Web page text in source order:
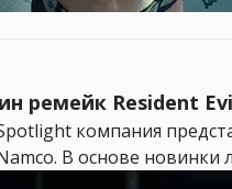
ремейк Resident
компания
В основе новинки